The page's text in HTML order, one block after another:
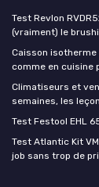
Test Revlon
(vraiment) le
Caisson isotherme
comme en cuisine
Climatiseurs et
semaines, les
Test Festool EHL
Test Atlantic Kit
job sans trop de